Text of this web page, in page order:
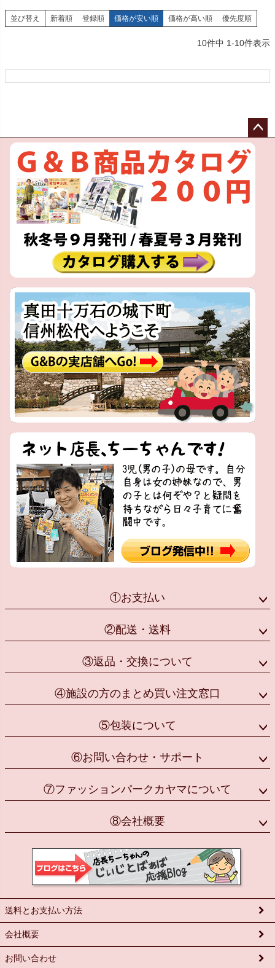
並び替え 新着順 登録順 価格が安い順 価格が高い順 優先度順
10件中 1-10件表示
ペー
へ
①お支払い
②配送・送料
③返品・交換について
④施設の方のまとめ買い注文窓口
⑤包装について
⑥お問い合わせ・サポート
⑦ファッションパークカヤマについて
⑧会社概要
送料とお支払い方法
会社概要
お問い合わせ